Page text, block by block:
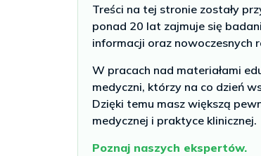
Treści na tej stronie zostały
ponad 20 lat zajmuje się
informacji oraz nowoczesnych
W pracach nad materiałami
medyczni, którzy na co dzień
Dzięki temu masz większą
medycznej i praktyce klinicznej.
Poznaj naszych ekspertów.